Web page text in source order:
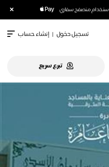
باستخدام متصفح سفاري ×
تسجيل دخول | إنشاء حساب
تبرع سريع